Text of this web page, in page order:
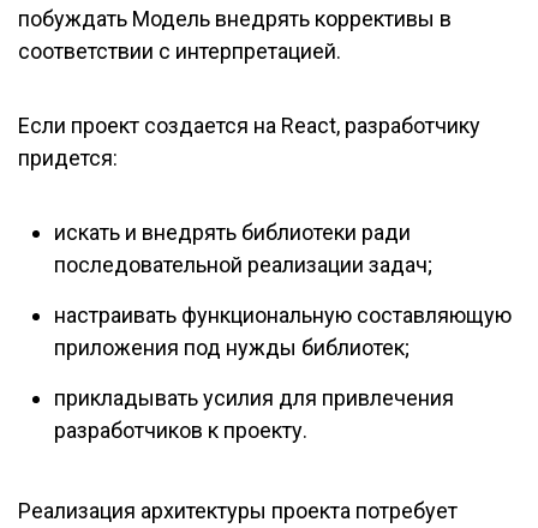
побуждать Модель внедрять коррективы в
соответствии с интерпретацией.
Если проект создается на React, разработчику
придется:
искать и внедрять библиотеки ради
последовательной реализации задач;
настраивать функциональную составляющую
приложения под нужды библиотек;
прикладывать усилия для привлечения
разработчиков к проекту.
Реализация архитектуры проекта потребует